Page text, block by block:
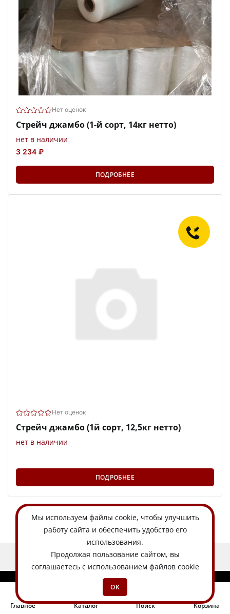
Главное Каталог Поиск Корзина
Нет оценок
Стрейч джамбо (1-й сорт, 14кг нетто)
нет в наличии
3 234 ₽
ПОДРОБНЕЕ
Нет оценок
Стрейч джамбо (1й сорт, 12,5кг нетто)
нет в наличии
ПОДРОБНЕЕ
ЕСТЬ ИДЕЯ?
Мы используем файлы cookie, чтобы улучшить
работу сайта и обеспечить удобство его
использования.
Продолжая пользование сайтом, вы
соглашаетесь с использованием файлов cookie
OK